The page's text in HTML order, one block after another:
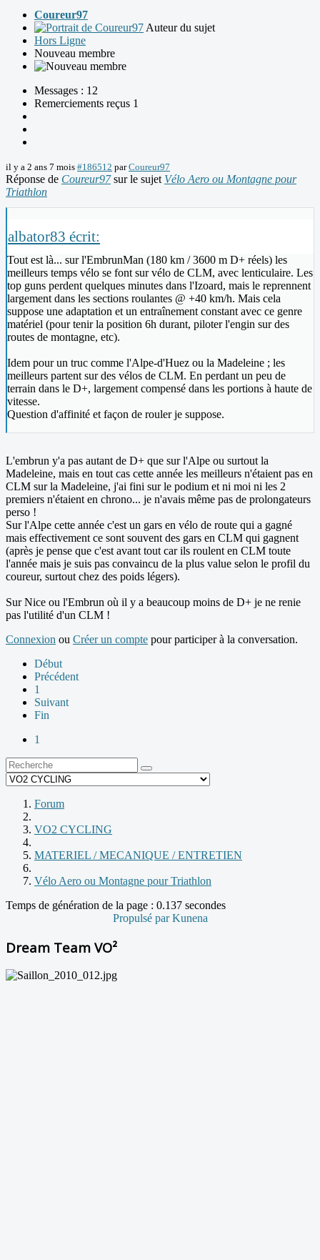
Coureur97
Auteur du sujet
Hors Ligne
Nouveau membre
Messages : 12
Remerciements reçus 1
il y a 2 ans 7 mois #186512 parCoureur97
Réponse de Coureur97sur le sujet Vélo Aero ou Montagne pour
Triathlon
albator83 écrit:
Tout est là... sur l'EmbrunMan (180 km / 3600 m D+ réels) les
meilleurs temps vélo se font sur vélo de CLM, avec lenticulaire. Les
top guns perdent quelques minutes dans l'Izoard, mais le reprennent
largement dans les sections roulantes @ +40 km/h. Mais cela
suppose une adaptation et un entraînement constant avec ce genre
matériel (pour tenir la position 6h durant, piloter l'engin sur des
routes de montagne, etc).
Idem pour un truc comme l'Alpe-d'Huez ou la Madeleine ; les
meilleurs partent sur des vélos de CLM. En perdant un peu de
terrain dans le D+, largement compensé dans les portions à haute de
vitesse.
Question d'affinité et façon de rouler je suppose.
L'embrun y'a pas autant de D+ que sur l'Alpe ou surtout la
Madeleine, mais en tout cas cette année les meilleurs n'étaient pas en
CLM sur la Madeleine, j'ai fini sur le podium et ni moi ni les 2
premiers n'étaient en chrono... je n'avais même pas de prolongateurs
perso !
Sur l'Alpe cette année c'est un gars en vélo de route qui a gagné
mais effectivement ce sont souvent des gars en CLM qui gagnent
(après je pense que c'est avant tout car ils roulent en CLM toute
l'année mais je suis pas convaincu de la plus value selon le profil du
coureur, surtout chez des poids légers).
Sur Nice ou l'Embrun où il y a beaucoup moins de D+ je ne renie
pas l'utilité d'un CLM !
Connexion ou Créer un compte pour participer à la conversation.
Début
Précédent
1
Suivant
Fin
1
Forum
VO2 CYCLING
MATERIEL / MECANIQUE / ENTRETIEN
Vélo Aero ou Montagne pour Triathlon
Temps de génération de la page : 0.137 secondes
Propulsé parKunena
Dream Team VO²